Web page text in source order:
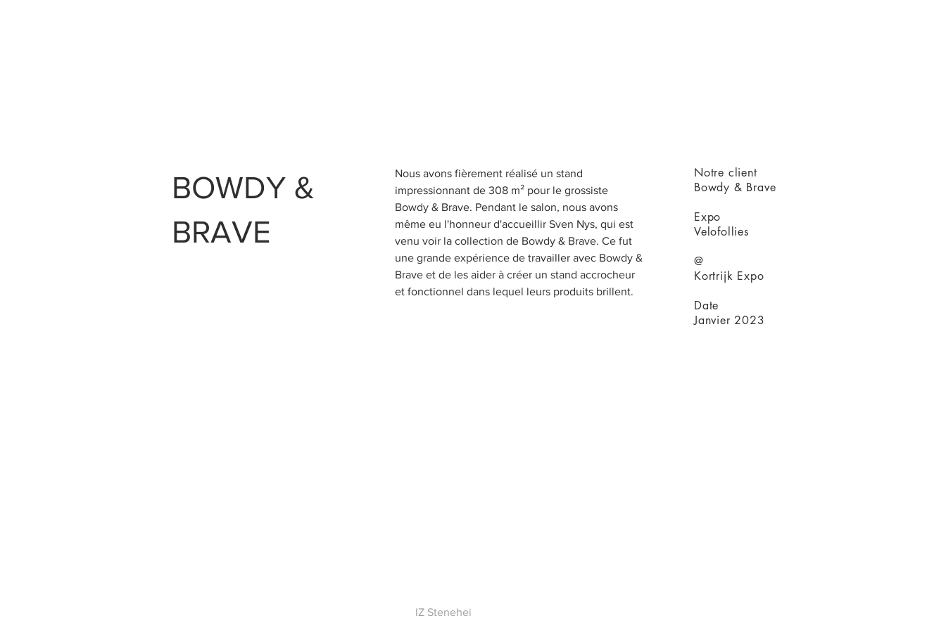
BOWDY &
BRAVE
Nous avons fièrement réalisé un stand
impressionnant de 308 m² pour le grossiste
Bowdy & Brave. Pendant le salon, nous avons
même eu l'honneur d'accueillir Sven Nys, qui est
venu voir la collection de Bowdy & Brave. Ce fut
une grande expérience de travailler avec Bowdy &
Brave et de les aider à créer un stand accrocheur
et fonctionnel dans lequel leurs produits brillent.
Notre client
Bowdy & Brave
Expo
Velofollies
@
Kortrijk Expo
Date
Janvier 2023
IZ Stenehei